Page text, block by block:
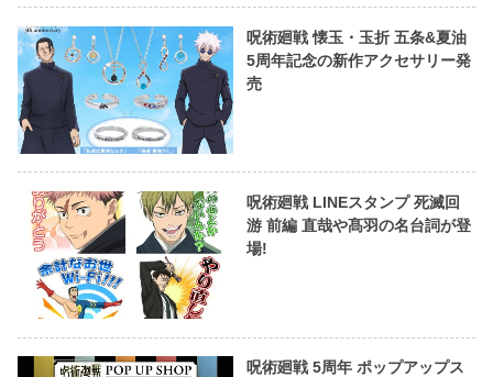
呪術廻戦 懐玉・玉折 五条&夏油
5周年記念の新作アクセサリー発
売
呪術廻戦 LINEスタンプ 死滅回
游 前編 直哉や髙羽の名台詞が登
場!
呪術廻戦 5周年 ポップアップス